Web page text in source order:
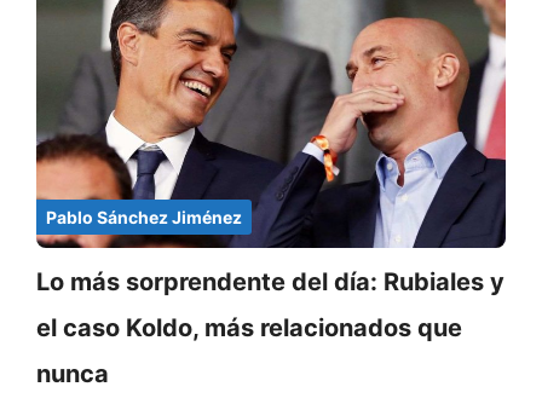
Pablo Sánchez Jiménez
Lo más sorprendente del día: Rubiales y
el caso Koldo, más relacionados que
nunca